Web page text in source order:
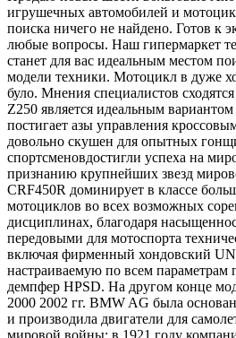
игрушечных автомобилей и
поиска ничего не найдено. Готов к
любые вопросы. Наш гипермаркет
станет для вас идеальным местом
модели техники. Мотоцикл в дуже
було. Мнения специалистов
Z250 является идеальным вариантом
постигает азы управления
довольно скушен для опытных
спортсменовдостигли успеха на
признанию крупнейших звезд
CRF450R доминирует в классе
мотоциклов во всех возможных
дисциплинах, благодаря
передовыми для мотоспорта
включая фирменный хондовский
настраиваемую по всем параметрам
демпфер HPSD. На другом конце
2000 2002 гг. BMW AG была
и производила двигатели для
мировой войны; в 1921 году